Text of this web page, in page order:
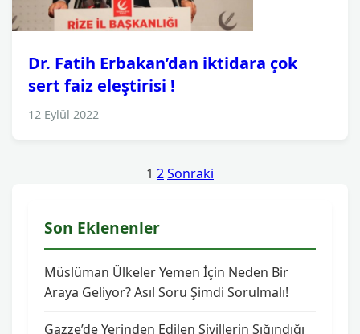
Dr. Fatih Erbakan’dan iktidara çok
sert faiz eleştirisi !
12 Eylül 2022
1 2Sonraki
Son Eklenenler
Müslüman Ülkeler Yemen İçin Neden Bir
Araya Geliyor? Asıl Soru Şimdi Sorulmalı!
Gazze’de Yerinden Edilen Sivillerin Sığındığı